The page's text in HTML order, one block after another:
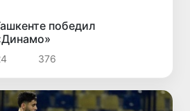
победил
376